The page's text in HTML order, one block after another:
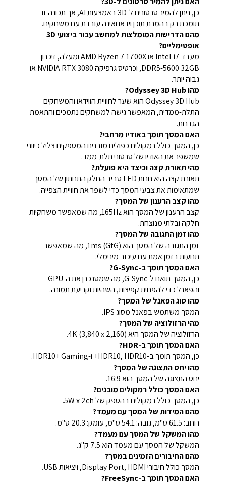
כן, ניתן להמיר סרטונים ל-3D באמצעות AI, אך תכונה זו
תומכת רק בהמרת תוכן וידאו ואינה עובדת עם משחקים.
מהם הדרישות המומלצות למחשב עבור ביצועי 3D
אופטימליים?
מעבד Intel i7 או AMD Ryzen 7 1700X ומעלה, זיכרון
DDR5-5600 32GB, וכרטיס גרפיקה NVIDIA RTX 3080 או
גבוה יותר.
מהו Odyssey 3D Hub?
Odyssey 3D Hub הוא שער לחוויית הווידאו והמשחקים
התלת-ממדית, המאפשר גישה למשחקים נתמכים והתאמת
הגדרות.
האם המסך תומך באודיו מרחבי?
כן, המסך כולל רמקולים כפולים מובנים המספקים צליל כיווני
שמשפר את האודיו של סרטוני תלת-ממד.
מהי תאורת קצה וכיצד היא פועלת?
תאורת קצה היא נורות LED סביב החלק התחתון של המסך
שמתאימות את צבעי המסך כדי לשפר את חוויית הצפייה.
מהו קצב הרענון של המסך?
קצב הרענון של המסך הוא 165Hz, מה שמאפשר משחקיות
חלקה ובלתי מנוצחת.
מהו זמן התגובה של המסך?
זמן התגובה של המסך הוא 1ms (GtG), מה שמאפשר
תנועות בזמן אמת עם עיכוב מינימלי.
האם המסך תומך ב-G-Sync?
כן, המסך תואם ל-G-Sync, מה שמסנכרן את ה-GPU
והפאנל כדי להפחית קפיצות, השהיות וקריעת תמונה.
מהו סוג הפאנל של המסך?
המסך משתמש בפאנל מסוג IPS.
מהי הרזולוציה של המסך?
הרזולוציה של המסך היא 4K (3,840 x 2,160).
האם המסך תומך ב-HDR?
כן, המסך תומך ב-HDR10, HDR10+ ו-HDR10+ Gaming.
מהו יחס התצוגה של המסך?
יחס התצוגה של המסך הוא 16:9.
האם המסך כולל רמקולים מובנים?
כן, המסך כולל רמקולים בהספק של 5W x 2ch.
מהם המידות של המסך עם מעמד?
רוחב: 61.5 ס"מ, גובה: 54.1 ס"מ, עומק: 20.3 ס"מ.
מהו המשקל של המסך עם מעמד?
המשקל של המסך עם מעמד הוא 7.5 ק"ג.
מהם החיבורים הזמינים במסך?
המסך כולל חיבורי Display Port, HDMI, ויציאות USB.
האם המסך תומך ב-FreeSync?